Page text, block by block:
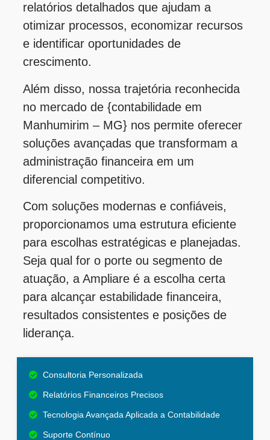
relatórios detalhados que ajudam a
otimizar processos, economizar recursos
e identificar oportunidades de
crescimento.
Além disso, nossa trajetória reconhecida
no mercado de {contabilidade em
Manhumirim – MG} nos permite oferecer
soluções avançadas que transformam a
administração financeira em um
diferencial competitivo.
Com soluções modernas e confiáveis,
proporcionamos uma estrutura eficiente
para escolhas estratégicas e planejadas.
Seja qual for o porte ou segmento de
atuação, a Ampliare é a escolha certa
para alcançar estabilidade financeira,
resultados consistentes e posições de
liderança.
Consultoria Personalizada
Relatórios Financeiros Precisos
Tecnologia Avançada Aplicada a Contabilidade
Suporte Contínuo